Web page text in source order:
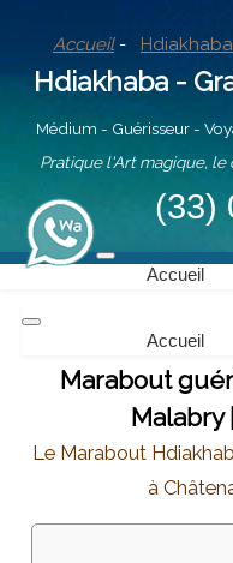
Accueil -
Hdiakhaba -
Médium - Guérisseur -
Pratique l'Art magique, le
(33)
Accueil
Accueil
Marabout
Malabry
Le Marabout
à